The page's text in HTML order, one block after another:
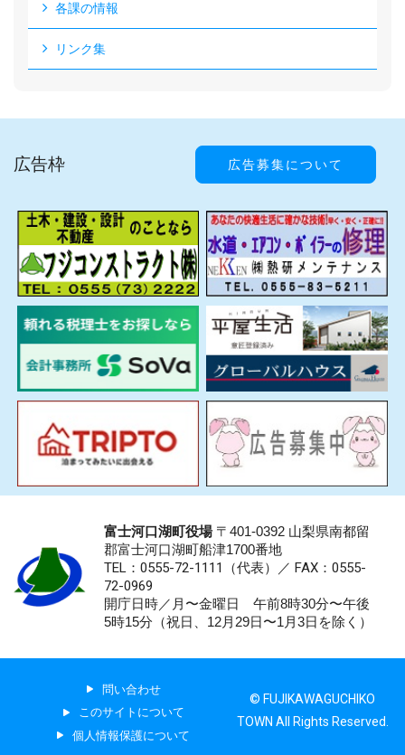
各課の情報
リンク集
広告枠 広告募集について
富士河口湖町役場〒401-0392 山梨県南都留
郡富士河口湖町船津1700番地
TEL：0555-72-1111 （代表）／ FAX：0555-
72-0969
開庁日時／月〜金曜日 午前8時30分〜午後
5時15分（祝日、12月29日〜1月3日を除く）
問い合わせ
このサイトについて
個人情報保護について
© FUJIKAWAGUCHIKO
TOWN All Rights Reserved.